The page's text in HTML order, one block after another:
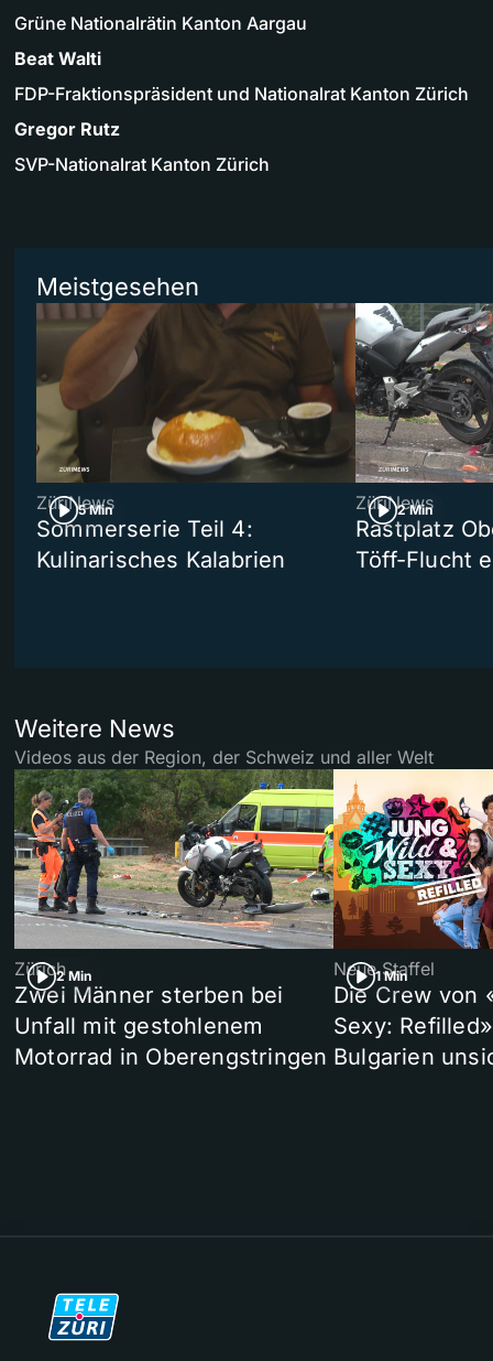
Grüne Nationalrätin Kanton Aargau
Beat Walti
FDP-Fraktionspräsident und Nationalrat Kanton Zürich
Gregor Rutz
SVP-Nationalrat Kanton Zürich
Meistgesehen
5 Min
ZüriNews
Sommerserie Teil 4:
Kulinarisches Kalabrien
2 Min
ZüriNews
Rastplatz
Töff-Flucht
Weitere News
Videos aus der Region, der Schweiz und aller Welt
2 Min
Zürich
Zwei Männer sterben bei
Unfall mit gestohlenem
Motorrad in Oberengstringen
1 Min
Neue Staffel
Die Crew von
Sexy:
Bulgarien